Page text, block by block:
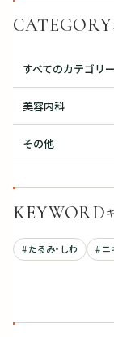
CATEGORY
すべてのカテゴリー
美容内科
その他
KEYWORD
# たるみ・しわ # ニ